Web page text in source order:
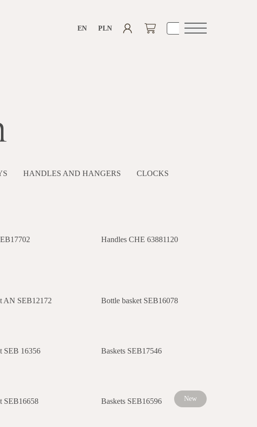
Open
PLN
EN
HANDLES AND HANGERS
CLOCKS
Handles CHE 63881120
AN SEB12172 Bottle basket SEB16078
SEB 16356 Baskets SEB17546
SEB16658 New
Baskets SEB16596